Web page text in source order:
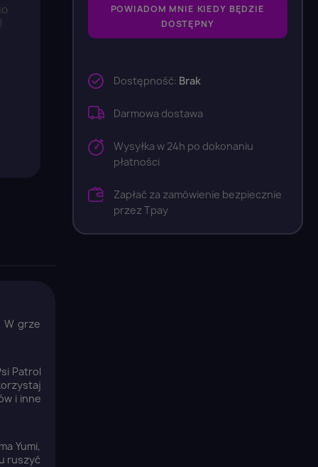
W grze
Patrol
i inne
Yumi,
ruszyć
POWIADOM MNIE KIEDY BĘDZIE
DOSTĘPNY
Dostępność: Brak
Darmowa dostawa
Wysyłka w 24h po dokonaniu
płatności
Zapłać za zamówienie bezpiecznie
przez Tpay